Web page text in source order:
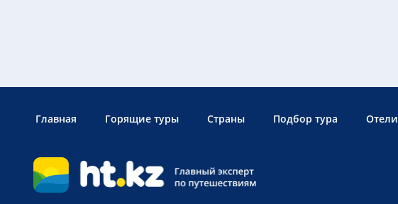
Главная Горящие туры Страны Подбор тура Отели